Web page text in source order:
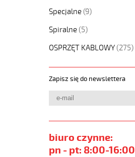
Specjalne (9)
Spiralne (5)
OSPRZĘT KABLOWY (275)
Zapisz się do newslettera
biuro czynne:
pn - pt: 8:00-16:00